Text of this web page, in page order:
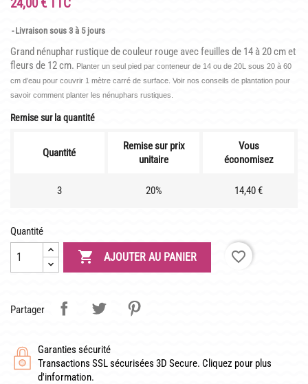
HISTOIRE
LATOUR-MARLIAC
CLAUDE MONET
BIOGRAPHIE DE 1908
LES BAMBOUS
CONSEILS
DE PLANTATION
DE JARDINAGE AQUATIQUE
DE NOS PRÉDÉCESSEURS
GUIDE VISUEL
Livraison sous 3 à 5 jours
Grand nénuphar rustique de couleur rouge avec feuilles de 14 à 20 cm et
fleurs de 12 cm. Planter un seul pied par conteneur de 14 ou de 20L sous 20 à 60
cm d’eau pour couvrir 1 mètre carré de surface. Voir nos conseils de plantation pour
savoir comment planter les nénuphars rustiques.
Remise sur la quantité
Quantité
Remise sur prix
unitaire
Vous
économisez
3 20% 14,40 €
Quantité
 AJOUTER AU PANIER favorite_border
Partager
Garanties sécurité
Transactions SSL sécurisées 3D Secure. Cliquez pour plus
d'information.